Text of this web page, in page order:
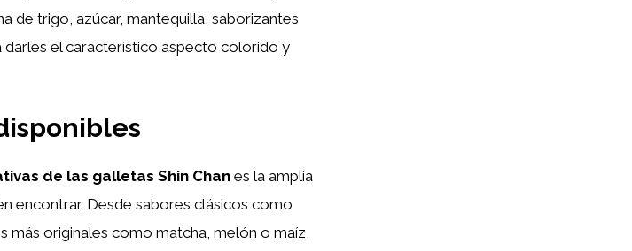
de trigo, azúcar, mantequilla, saborizantes
el característico aspecto colorido y
de las galletas Shin Chanes la amplia
encontrar. Desde sabores clásicos como
más originales como matcha, melón o maíz,